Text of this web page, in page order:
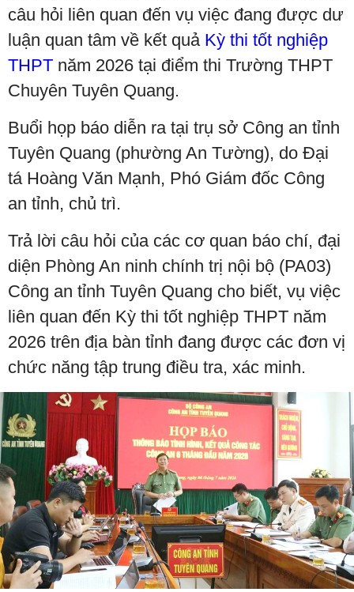
câu hỏi liên quan đến vụ việc đang được dư
luận quan tâm về kết quả Kỳ thi tốt nghiệp
THPT năm 2026 tại điểm thi Trường THPT
Chuyên Tuyên Quang.
Buổi họp báo diễn ra tại trụ sở Công an tỉnh
Tuyên Quang (phường An Tường), do Đại
tá Hoàng Văn Mạnh, Phó Giám đốc Công
an tỉnh, chủ trì.
Trả lời câu hỏi của các cơ quan báo chí, đại
diện Phòng An ninh chính trị nội bộ (PA03)
Công an tỉnh Tuyên Quang cho biết, vụ việc
liên quan đến Kỳ thi tốt nghiệp THPT năm
2026 trên địa bàn tỉnh đang được các đơn vị
chức năng tập trung điều tra, xác minh.